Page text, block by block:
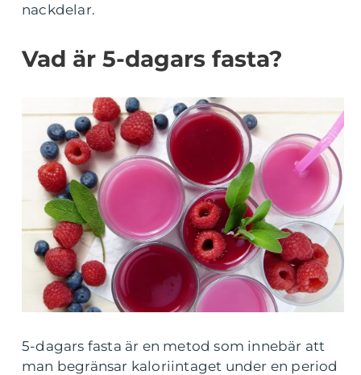
nackdelar.
Vad är 5-dagars fasta?
5-dagars fasta är en metod som innebär att
man begränsar kaloriintaget under en period